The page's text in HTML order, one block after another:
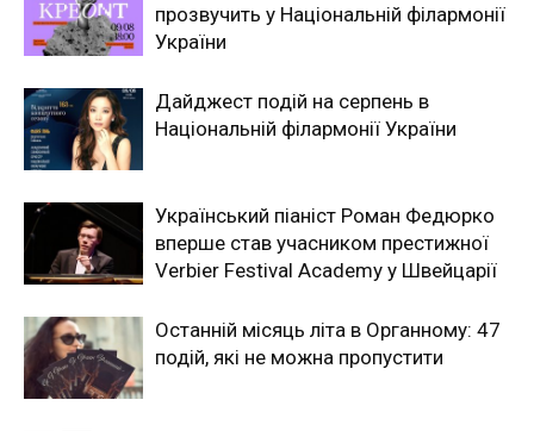
прозвучить у Національній філармонії
України
Дайджест подій на серпень в
Національній філармонії України
Український піаніст Роман Федюрко
вперше став учасником престижної
Verbier Festival Academy у Швейцарії
Останній місяць літа в Органному: 47
подій, які не можна пропустити